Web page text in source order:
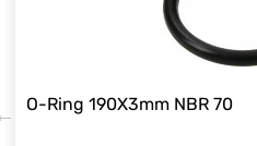
O-Ring 190X3mm NBR 70